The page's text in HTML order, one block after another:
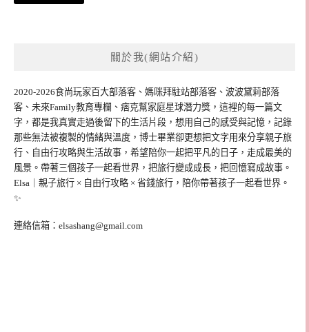
關於我(網站介紹)
2020-2026食尚玩家百大部落客、媽咪拜駐站部落客、波波黛莉部落
客、未來Family教育專欄、痞克幫家庭星球潛力獎，這裡的每一篇文
字，都是我真實走過後留下的生活片段，想用自己的感受與記憶，記錄
那些無法被複製的情緒與溫度，博士畢業卻更想把文字用來分享親子旅
行、自由行攻略與生活故事，希望陪你一起把平凡的日子，走成最美的
風景。帶著三個孩子一起看世界，把旅行變成成長，把回憶寫成故事。
Elsa｜親子旅行 × 自由行攻略 × 省錢旅行，陪你帶著孩子一起看世界。
✨
連絡信箱： elsashang@gmail.com